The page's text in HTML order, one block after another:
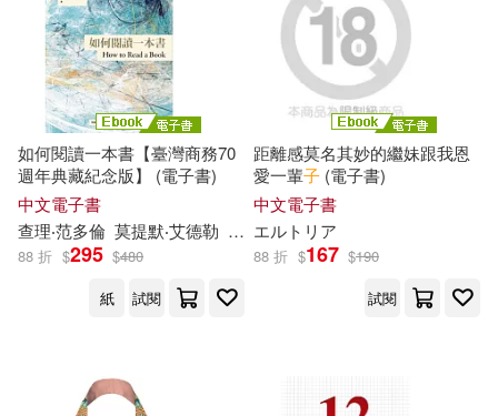
シュガースプーン。(1)
リブート編集部(1)
三好 輝(1) 上大岡トメ(1)
上海淘米網(1)
中夢早教項目組(1)
Universal(1)
harmonia mundi(1)
三聯書店(1)
上海交通大學出版社(1)
上海浩林文化傳播股份有限公司(1)
如何閱讀一本書【臺灣商務70
週年典藏紀念版】 (電子書)
中文電子書
查理‧范多倫 莫提默‧艾德勒 朱衣 郝明義
88 折 $295 $480
紙
試閱
距離感莫名其妙的繼妹跟我恩
愛一輩子 (電子書)
中文電子書
エルトリア
88 折 $167 $190
試閱